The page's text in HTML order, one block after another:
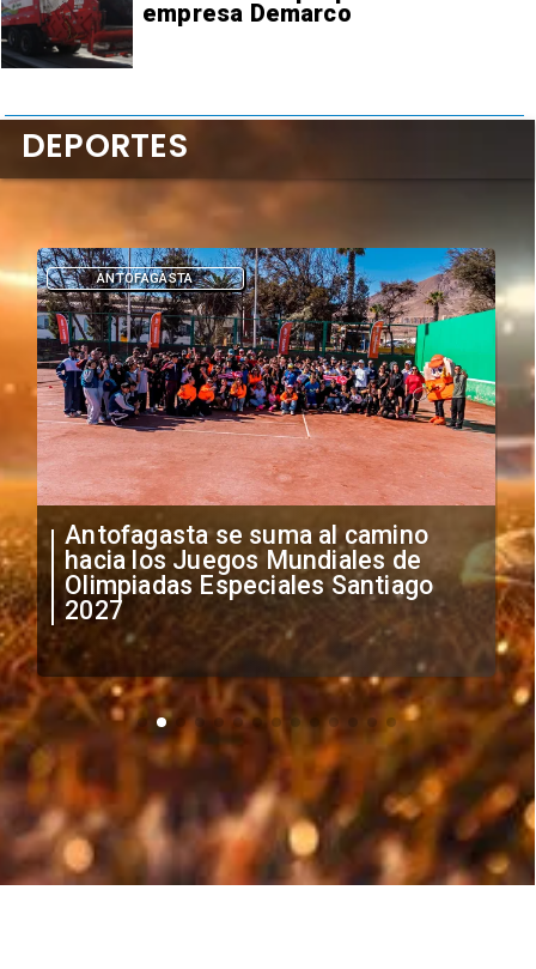
empresa Demarco
"Falta de profesionalismo": Sifup
anuncia medidas por situación
irregular de futbolistas
extranjeros
DEPORTES
DEPORTES